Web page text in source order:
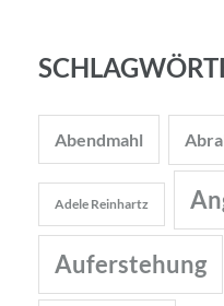
Abendmahl
Adele Reinhartz
Auferstehung